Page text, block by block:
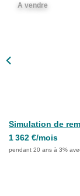
A vendre
Simulation de
1 362 €/mois
pendant 20 ans à 3%